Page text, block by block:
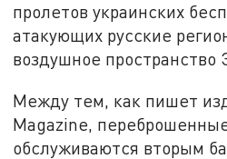
пролетов украинских
атакующих русские
воздушное пространство
Между тем, как пишет
Magazine,
обслуживаются вторым